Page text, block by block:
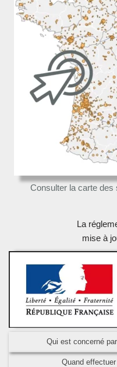
Consulter la carte des
La
mise à
Qui est concerné
Quand